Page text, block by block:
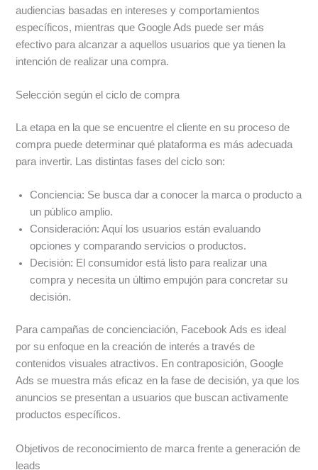
audiencias basadas en intereses y comportamientos
específicos, mientras que Google Ads puede ser más
efectivo para alcanzar a aquellos usuarios que ya tienen la
intención de realizar una compra.
Selección según el ciclo de compra
La etapa en la que se encuentre el cliente en su proceso de
compra puede determinar qué plataforma es más adecuada
para invertir. Las distintas fases del ciclo son:
Conciencia: Se busca dar a conocer la marca o producto a
un público amplio.
Consideración: Aquí los usuarios están evaluando
opciones y comparando servicios o productos.
Decisión: El consumidor está listo para realizar una
compra y necesita un último empujón para concretar su
decisión.
Para campañas de concienciación, Facebook Ads es ideal
por su enfoque en la creación de interés a través de
contenidos visuales atractivos. En contraposición, Google
Ads se muestra más eficaz en la fase de decisión, ya que los
anuncios se presentan a usuarios que buscan activamente
productos específicos.
Objetivos de reconocimiento de marca frente a generación de
leads